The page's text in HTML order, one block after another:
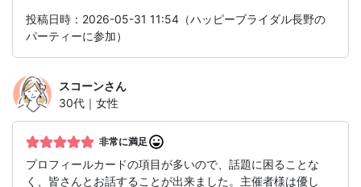
投稿日時：2026-05-31 11:54（ハッピーブライダル長野の
パーティーに参加）
スコーンさん
30代｜女性
非常に満足
プロフィールカードの項目が多いので、話題に困ることな
く、皆さんとお話することが出来ました。主催者様は優し